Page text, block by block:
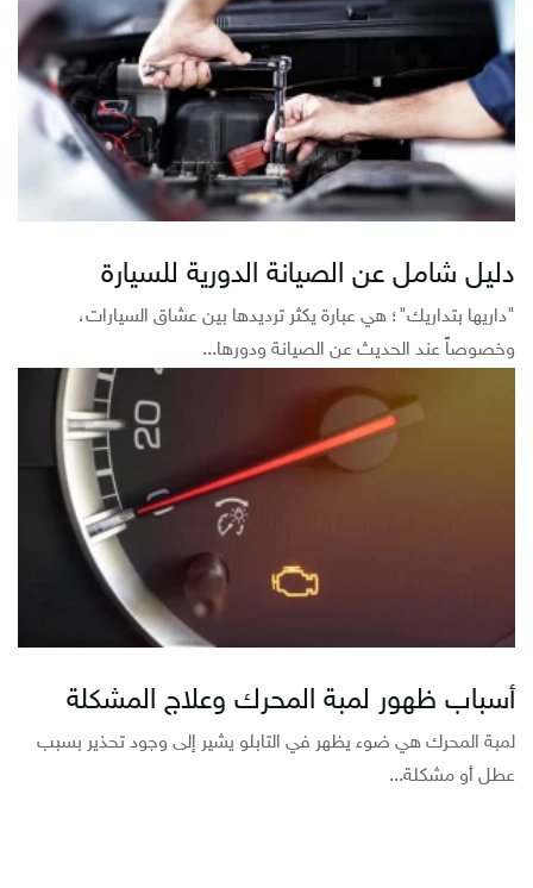
دليل شامل عن الصيانة الدورية للسيارة
"داريها بتداريك"؛ هي عبارة يكثر ترديدها بين عشاق السيارات،
وخصوصاً عند الحديث عن الصيانة ودورها...
أسباب ظهور لمبة المحرك وعلاج المشكلة
لمبة المحرك هي ضوء يظهر في التابلو يشير إلى وجود تحذير بسبب
عطل أو مشكلة...